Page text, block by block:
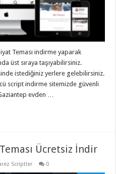
Teması indirme yaparak
üst sıraya taşıyabilirsiniz.
istediğiniz yerlere gelebilirsiniz.
script indirme sitemizde güvenli
evden …
Ücretsiz İndir
Scriptler 0